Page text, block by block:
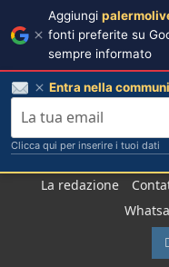
La redazione
Aggiungi
fonti preferite su
sempre informato
Entra nella
Clicca qui per inserire i tuoi dati